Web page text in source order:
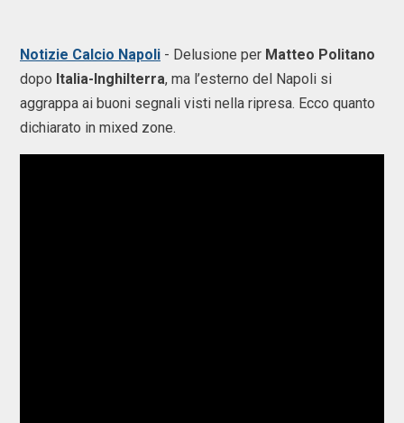
Notizie Calcio Napoli - Delusione per Matteo Politano
dopo Italia-Inghilterra, ma l’esterno del Napoli si
aggrappa ai buoni segnali visti nella ripresa. Ecco quanto
dichiarato in mixed zone.